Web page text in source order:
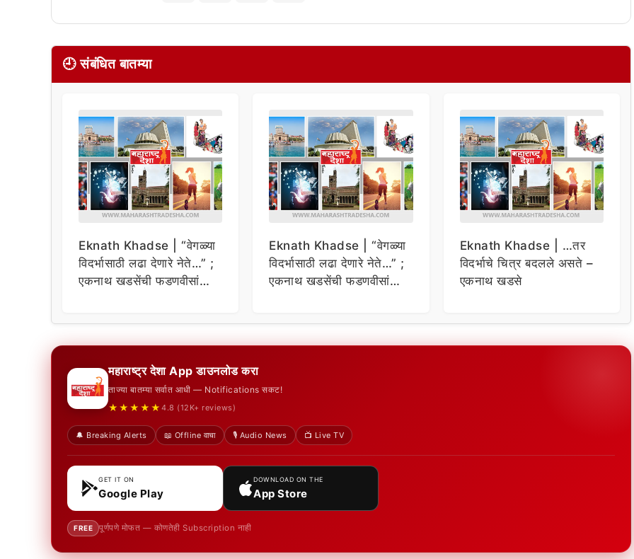
🕘 संबंधित बातम्या
Eknath Khadse | “वेगळ्या
विदर्भासाठी लढा देणारे नेते…” ;
एकनाथ खडसेंची फडणवीसांना
Eknath Khadse | “वेगळ्या
विदर्भासाठी लढा देणारे नेते…” ;
एकनाथ खडसेंची फडणवीसांना
Eknath Khadse | …तर
विदर्भाचे चित्र बदलले असते –
एकनाथ खडसे
महाराष्ट्र देशा App डाउनलोड करा
ताज्या बातम्या सर्वात आधी — Notifications सकट!
★★★★★ 4.8 (12K+ reviews)
🔔 Breaking Alerts 📖 Offline वाचा 🎙️ Audio News 📺 Live TV
GET IT ON
Google Play
DOWNLOAD ON THE
App Store
FREE पूर्णपणे मोफत — कोणतेही Subscription नाही